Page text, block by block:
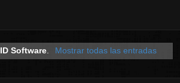
ID Software Mostrar todas las entradas